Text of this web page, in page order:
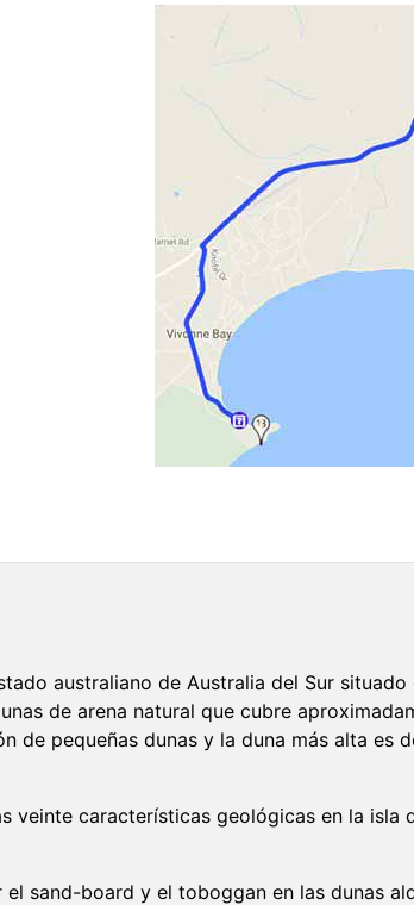
australiano de Australia del Sur
de arena natural que cubre
de pequeñas dunas y la duna más alta es
veinte características geológicas en la
sand-board y el toboggan en las dunas